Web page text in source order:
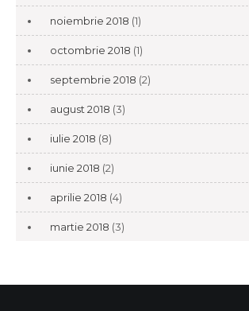
noiembrie 2018 (1)
octombrie 2018 (1)
septembrie 2018 (2)
august 2018 (3)
iulie 2018 (8)
iunie 2018 (2)
aprilie 2018 (4)
martie 2018 (3)